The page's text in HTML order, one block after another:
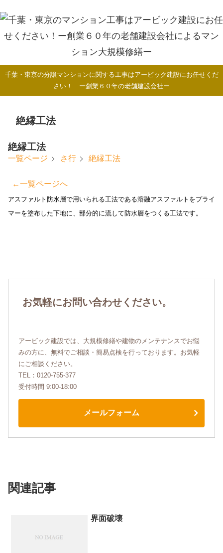
千葉・東京の分譲マンションに関する工事はアービック建設にお任せくだ
さい！ ー創業６０年の老舗建設会社ー
絶縁工法
絶縁工法
一覧ページ さ行 絶縁工法
←一覧ページへ
アスファルト防水層で用いられる工法である溶融アスファルトをプライ
マーを塗布した下地に、部分的に流して防水層をつくる工法です。
お気軽にお問い合わせください。
アービック建設では、大規模修繕や建物のメンテナンスでお悩
みの方に、無料でご相談・簡易点検を行っております。お気軽
にご相談ください。
TEL：0120-755-377
受付時間 9:00-18:00
メールフォーム
関連記事
界面破壊